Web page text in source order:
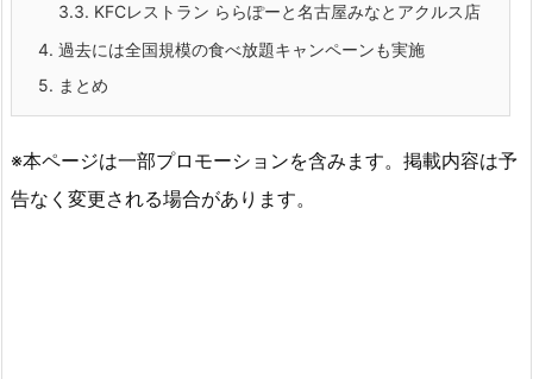
3.3. KFCレストラン ららぽーと名古屋みなとアクルス店
4. 過去には全国規模の食べ放題キャンペーンも実施
5. まとめ
※本ページは一部プロモーションを含みます。掲載内容は予
告なく変更される場合があります。